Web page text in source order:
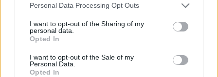
Personal Data Processing Opt Outs
I want to opt-out of the Sharing of my
personal data.
Opted In
I want to opt-out of the Sale of my
Personal Data.
Opted In
tartozik, melynek olvasása előfizetéses
Az előfizetés a következőket tartalmazza:
Kötéslisták: BÉT elmúlt 2 év napon belüli
kötéslistái